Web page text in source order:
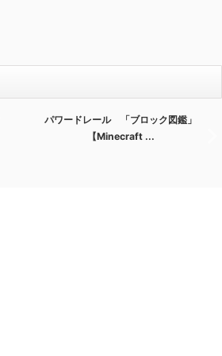
パワードレール 「ブロック図鑑」
【Minecraft ...